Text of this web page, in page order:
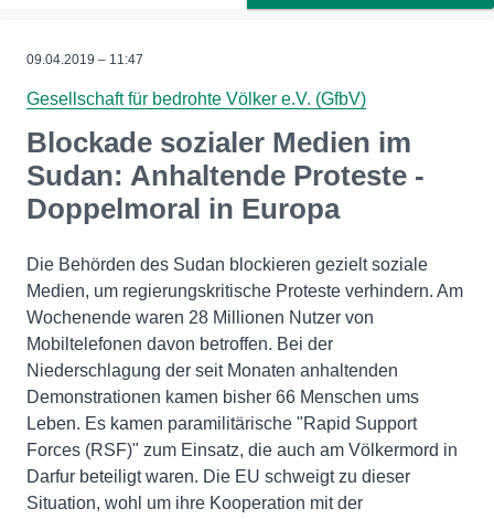
09.04.2019 – 11:47
Gesellschaft für bedrohte Völker e.V. (GfbV)
Blockade sozialer Medien im
Sudan: Anhaltende Proteste -
Doppelmoral in Europa
Die Behörden des Sudan blockieren gezielt soziale
Medien, um regierungskritische Proteste verhindern. Am
Wochenende waren 28 Millionen Nutzer von
Mobiltelefonen davon betroffen. Bei der
Niederschlagung der seit Monaten anhaltenden
Demonstrationen kamen bisher 66 Menschen ums
Leben. Es kamen paramilitärische "Rapid Support
Forces (RSF)" zum Einsatz, die auch am Völkermord in
Darfur beteiligt waren. Die EU schweigt zu dieser
Situation, wohl um ihre Kooperation mit der